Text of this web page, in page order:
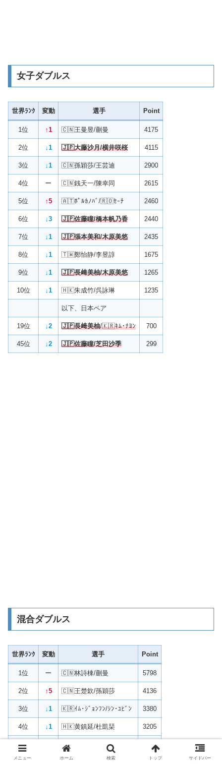
女子ダブルス
世界ﾗﾝｸ 変動 選手 Point
1位 ↑1 🇨🇳王曼昱/蒯曼 4175
2位 ↓1 🇯🇵大藤沙月/横井咲桜 4115
3位 ↓1 🇨🇳孫穎莎/王芸迪 2900
4位 ー 🇨🇳銭天一/陳幸同 2615
5位 ↑5 🇦🇹ﾎﾟﾙｶﾉﾊﾞ/🇷🇴ｾｰﾁ 2460
6位 ↓3 🇯🇵佐藤瞳/橋本帆乃香 2440
7位 ↓1 🇯🇵張本美和/木原美悠 2435
8位 ↓1 🇹🇼鄭怡静/李昱諄 1675
9位 ↓1 🇯🇵長﨑美柚/木原美悠 1265
10位 ↓1 🇭🇰朱成竹/呉詠琳 1235
以下、日本ペア
19位 ↓2 🇯🇵長﨑美柚/🇰🇷ｷﾑ･ﾅﾖﾝ 700
45位 ↓2 🇯🇵佐藤瞳/芝田沙季 299
混合ダブルス
世界ﾗﾝｸ 変動 選手 Point
1位 ー 🇨🇳林詩棟/蒯曼 5798
2位 ↑5 🇨🇳王楚欽/孫穎莎 4136
3位 ↓1 🇰🇷ｲﾑ･ｼﾞｮﾝﾌﾝ/ｼﾝ･ﾕﾋﾞﾝ 3380
4位 ↓1 🇭🇰黄鎮延/杜凱琹 3205
5位 🇯🇵松島輝空/張本美和 2975
6位 🇪🇸A.ﾛﾌﾞﾚｽ/ｼｬｵ･ﾏﾘｱ 2685
メニュー ホーム 検索 トップ サイドバー